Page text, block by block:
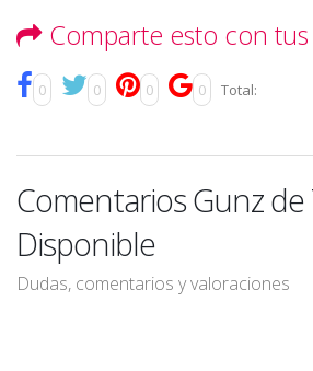
Comparte esto con
0 0 0 0 Total:
Comentarios Gunz de
Disponible
Dudas, comentarios y valoraciones